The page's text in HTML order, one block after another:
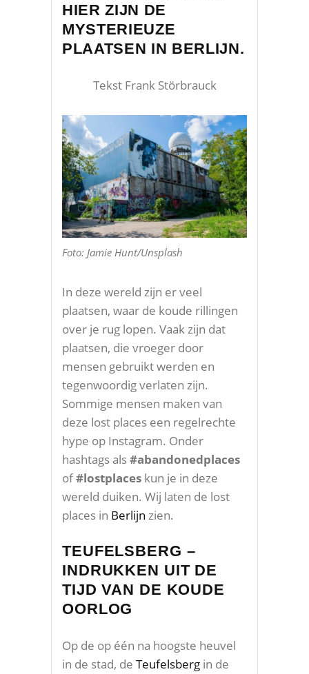
HIER ZIJN DE
MYSTERIEUZE
PLAATSEN IN BERLIJN.
Tekst Frank Störbrauck
Foto: Jamie Hunt/Unsplash
In deze wereld zijn er veel
plaatsen, waar de koude rillingen
over je rug lopen. Vaak zijn dat
plaatsen, die vroeger door
mensen gebruikt werden en
tegenwoordig verlaten zijn.
Sommige mensen maken van
deze lost places een regelrechte
hype op Instagram. Onder
hashtags als#abandonedplaces
of#lostplaces kun je in deze
wereld duiken. Wij laten de lost
places in Berlijn zien.
TEUFELSBERG –
INDRUKKEN UIT DE
TIJD VAN DE KOUDE
OORLOG
Op de op één na hoogste heuvel
in de stad, de Teufelsberg in de